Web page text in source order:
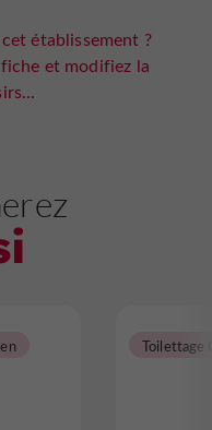
établissement ?
et modifiez la
Toilettage